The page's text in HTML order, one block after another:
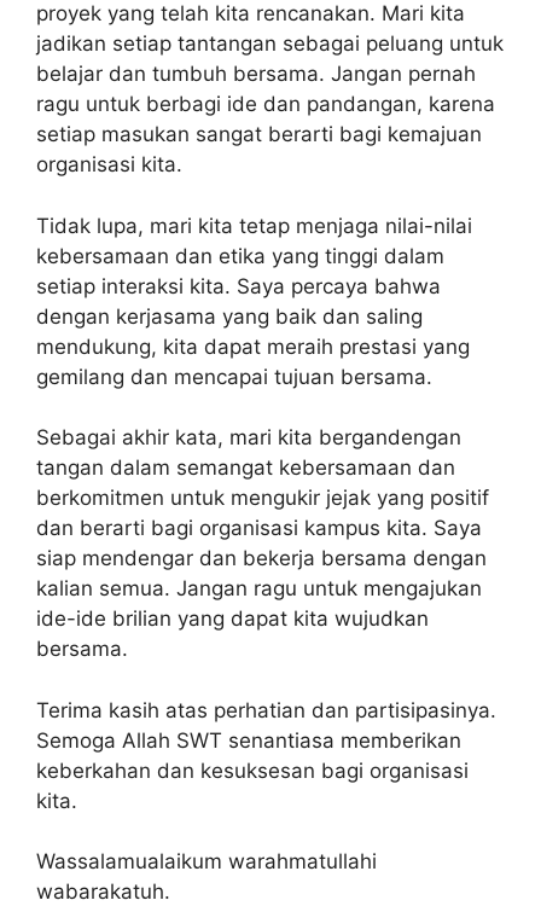
proyek yang telah kita rencanakan. Mari kita
jadikan setiap tantangan sebagai peluang untuk
belajar dan tumbuh bersama. Jangan pernah
ragu untuk berbagi ide dan pandangan, karena
setiap masukan sangat berarti bagi kemajuan
organisasi kita.
Tidak lupa, mari kita tetap menjaga nilai-nilai
kebersamaan dan etika yang tinggi dalam
setiap interaksi kita. Saya percaya bahwa
dengan kerjasama yang baik dan saling
mendukung, kita dapat meraih prestasi yang
gemilang dan mencapai tujuan bersama.
Sebagai akhir kata, mari kita bergandengan
tangan dalam semangat kebersamaan dan
berkomitmen untuk mengukir jejak yang positif
dan berarti bagi organisasi kampus kita. Saya
siap mendengar dan bekerja bersama dengan
kalian semua. Jangan ragu untuk mengajukan
ide-ide brilian yang dapat kita wujudkan
bersama.
Terima kasih atas perhatian dan partisipasinya.
Semoga Allah SWT senantiasa memberikan
keberkahan dan kesuksesan bagi organisasi
kita.
Wassalamualaikum warahmatullahi
wabarakatuh.